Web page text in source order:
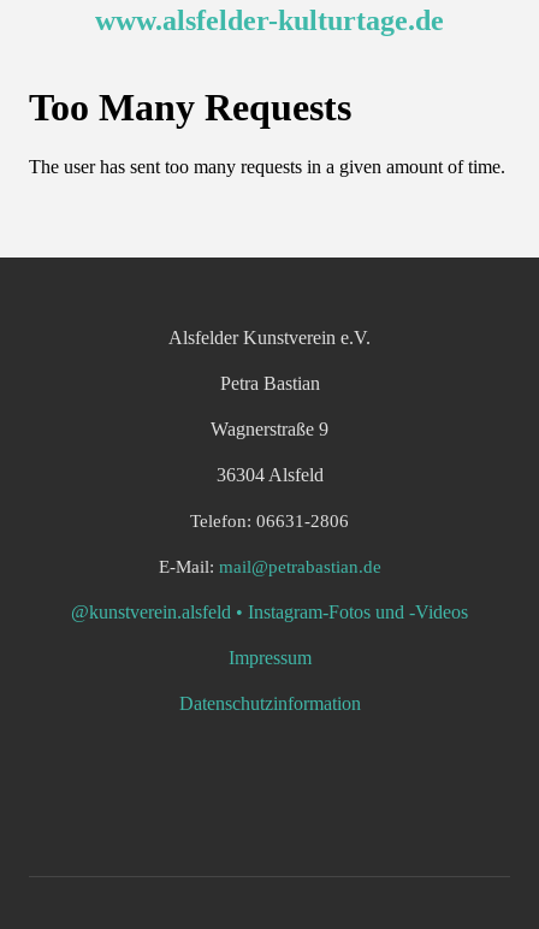
www.alsfelder-kulturtage.de
Alsfelder Kunstverein e.V.
Petra Bastian
Wagnerstraße 9
36304 Alsfeld
Telefon: 06631-2806
E-Mail: mail@petrabastian.de
@kunstverein.alsfeld • Instagram-Fotos und -Videos
Impressum
Datenschutzinformation